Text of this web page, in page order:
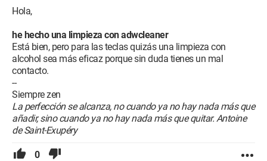
Hola,
he hecho una limpieza con adwcleaner
Está bien, pero para las teclas quizás una limpieza con
alcohol sea más eficaz porque sin duda tienes un mal
contacto.
--
Siempre zen
La perfección se alcanza, no cuando ya no hay nada más que
añadir, sino cuando ya no hay nada más que quitar. Antoine
de Saint-Exupéry
0